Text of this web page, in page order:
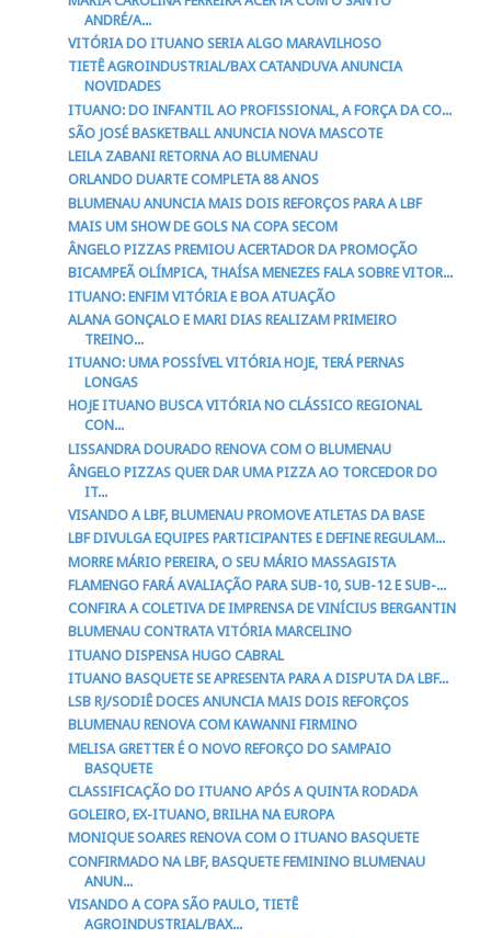
ANDRÉ/A...
VITÓRIA DO ITUANO SERIA ALGO MARAVILHOSO
TIETÊ AGROINDUSTRIAL/BAX CATANDUVA ANUNCIA
NOVIDADES
ITUANO: DO INFANTIL AO PROFISSIONAL, A FORÇA DA CO...
SÃO JOSÉ BASKETBALL ANUNCIA NOVA MASCOTE
LEILA ZABANI RETORNA AO BLUMENAU
ORLANDO DUARTE COMPLETA 88 ANOS
BLUMENAU ANUNCIA MAIS DOIS REFORÇOS PARA A LBF
MAIS UM SHOW DE GOLS NA COPA SECOM
ÂNGELO PIZZAS PREMIOU ACERTADOR DA PROMOÇÃO
BICAMPEÃ OLÍMPICA, THAÍSA MENEZES FALA SOBRE VITOR...
ITUANO: ENFIM VITÓRIA E BOA ATUAÇÃO
ALANA GONÇALO E MARI DIAS REALIZAM PRIMEIRO
TREINO...
ITUANO: UMA POSSÍVEL VITÓRIA HOJE, TERÁ PERNAS
LONGAS
HOJE ITUANO BUSCA VITÓRIA NO CLÁSSICO REGIONAL
CON...
LISSANDRA DOURADO RENOVA COM O BLUMENAU
ÂNGELO PIZZAS QUER DAR UMA PIZZA AO TORCEDOR DO
IT...
VISANDO A LBF, BLUMENAU PROMOVE ATLETAS DA BASE
LBF DIVULGA EQUIPES PARTICIPANTES E DEFINE REGULAM...
MORRE MÁRIO PEREIRA, O SEU MÁRIO MASSAGISTA
FLAMENGO FARÁ AVALIAÇÃO PARA SUB-10, SUB-12 E SUB-...
CONFIRA A COLETIVA DE IMPRENSA DE VINÍCIUS BERGANTIN
BLUMENAU CONTRATA VITÓRIA MARCELINO
ITUANO DISPENSA HUGO CABRAL
ITUANO BASQUETE SE APRESENTA PARA A DISPUTA DA LBF...
LSB RJ/SODIÊ DOCES ANUNCIA MAIS DOIS REFORÇOS
BLUMENAU RENOVA COM KAWANNI FIRMINO
MELISA GRETTER É O NOVO REFORÇO DO SAMPAIO
BASQUETE
CLASSIFICAÇÃO DO ITUANO APÓS A QUINTA RODADA
GOLEIRO, EX-ITUANO, BRILHA NA EUROPA
MONIQUE SOARES RENOVA COM O ITUANO BASQUETE
CONFIRMADO NA LBF, BASQUETE FEMININO BLUMENAU
ANUN...
VISANDO A COPA SÃO PAULO, TIETÊ
AGROINDUSTRIAL/BAX...